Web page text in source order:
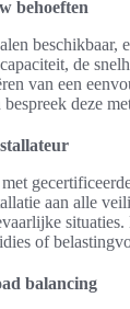
behoeften
beschikbaar,
de
van een
deze
aan alle
of
balancing